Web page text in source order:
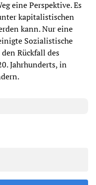
eine Perspektive. Es
kapitalistischen
kann. Nur eine
Sozialistische
Rückfall des
Jahrhunderts, in